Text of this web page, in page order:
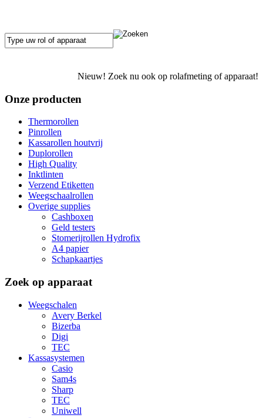
Nieuw! Zoek nu ook op rolafmeting of apparaat!
Onze producten
Thermorollen
Pinrollen
Kassarollen houtvrij
Duplorollen
High Quality
Inktlinten
Verzend Etiketten
Weegschaalrollen
Overige supplies
Cashboxen
Geld testers
Stomerijrollen Hydrofix
A4 papier
Schapkaartjes
Zoek op apparaat
Weegschalen
Avery Berkel
Bizerba
Digi
TEC
Kassasystemen
Casio
Sam4s
Sharp
TEC
Uniwell